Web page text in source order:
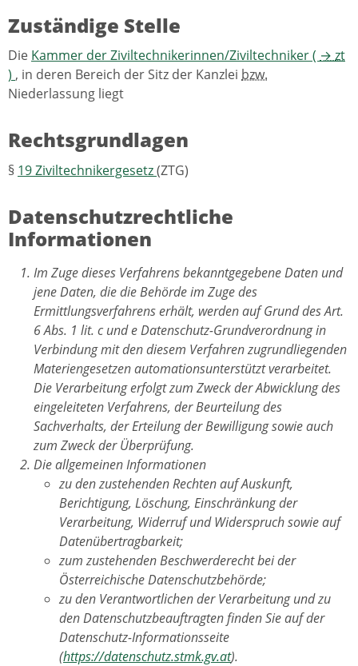
Zuständige Stelle
Die Kammer der Ziviltechnikerinnen/Ziviltechniker ( → zt
) , in deren Bereich der Sitz der Kanzlei bzw.
Niederlassung liegt
Rechtsgrundlagen
§ 19Ziviltechnikergesetz(ZTG)
Datenschutzrechtliche
Informationen
Im Zuge dieses Verfahrens bekanntgegebene Daten und
jene Daten, die die Behörde im Zuge des
Ermittlungsverfahrens erhält, werden auf Grund des Art.
6 Abs. 1 lit. c und e Datenschutz-Grundverordnung in
Verbindung mit den diesem Verfahren zugrundliegenden
Materiengesetzen automationsunterstützt verarbeitet.
Die Verarbeitung erfolgt zum Zweck der Abwicklung des
eingeleiteten Verfahrens, der Beurteilung des
Sachverhalts, der Erteilung der Bewilligung sowie auch
zum Zweck der Überprüfung.
Die allgemeinen Informationen
zu den zustehenden Rechten auf Auskunft,
Berichtigung, Löschung, Einschränkung der
Verarbeitung, Widerruf und Widerspruch sowie auf
Datenübertragbarkeit;
zum zustehenden Beschwerderecht bei der
Österreichische Datenschutzbehörde;
zu den Verantwortlichen der Verarbeitung und zu
den Datenschutzbeauftragten finden Sie auf der
Datenschutz-Informationsseite
(https://datenschutz.stmk.gv.at).